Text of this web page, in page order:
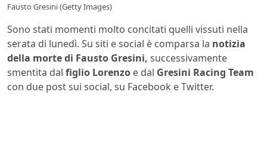
Fausto Gresini (Getty Images)
Sono stati momenti molto concitati quelli vissuti nella
serata di lunedì. Su siti e social è comparsa la notizia
della morte di Fausto Gresini, successivamente
smentita dal figlio Lorenzo e dal Gresini Racing Team
con due post sui social, su Facebook e Twitter.